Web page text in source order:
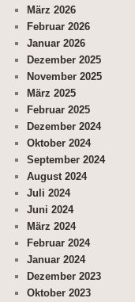
März 2026
Februar 2026
Januar 2026
Dezember 2025
November 2025
März 2025
Februar 2025
Dezember 2024
Oktober 2024
September 2024
August 2024
Juli 2024
Juni 2024
März 2024
Februar 2024
Januar 2024
Dezember 2023
Oktober 2023